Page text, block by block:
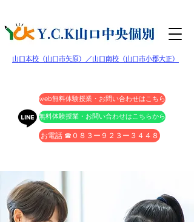
​山口本校（山口市矢原）／山口南校（山口市小郡大正）
web無料体験授業・お問い合わせはこちら
無料体験授業・お問い合わせはこちらから
お電話 ☎０８３ー９２３ー３４４８